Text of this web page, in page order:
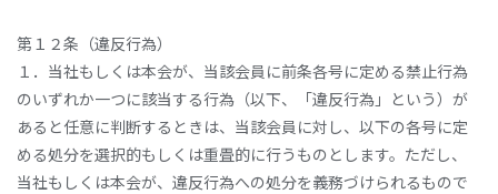
第１２条（違反行為）
１．当社もしくは本会が、当該会員に前条各号に定める禁止行為
のいずれか一つに該当する行為（以下、「違反行為」という）が
あると任意に判断するときは、当該会員に対し、以下の各号に定
める処分を選択的もしくは重畳的に行うものとします。ただし、
当社もしくは本会が、違反行為への処分を義務づけられるもので